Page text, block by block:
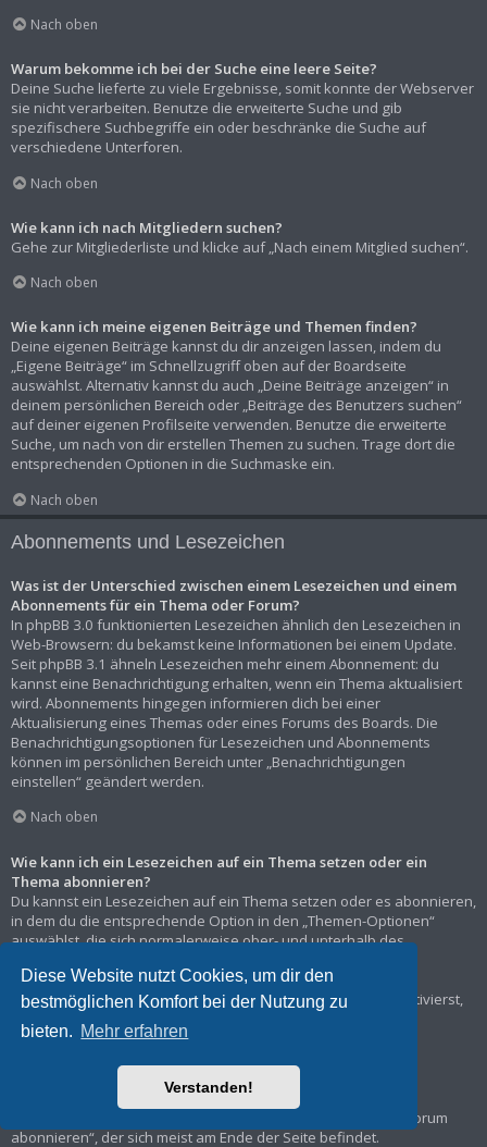
Diese Website nutzt Cookies, um dir den
bestmöglichen Komfort bei der Nutzung zu
bieten. Mehr erfahren
Verstanden!
Nach oben
Warum bekomme ich bei der Suche eine leere Seite?
Deine Suche lieferte zu viele Ergebnisse, somit konnte der Webserver
sie nicht verarbeiten. Benutze die erweiterte Suche und gib
spezifischere Suchbegriffe ein oder beschränke die Suche auf
verschiedene Unterforen.
Nach oben
Wie kann ich nach Mitgliedern suchen?
Gehe zur Mitgliederliste und klicke auf „Nach einem Mitglied suchen“.
Nach oben
Wie kann ich meine eigenen Beiträge und Themen finden?
Deine eigenen Beiträge kannst du dir anzeigen lassen, indem du
„Eigene Beiträge“ im Schnellzugriff oben auf der Boardseite
auswählst. Alternativ kannst du auch „Deine Beiträge anzeigen“ in
deinem persönlichen Bereich oder „Beiträge des Benutzers suchen“
auf deiner eigenen Profilseite verwenden. Benutze die erweiterte
Suche, um nach von dir erstellen Themen zu suchen. Trage dort die
entsprechenden Optionen in die Suchmaske ein.
Nach oben
Abonnements und Lesezeichen
Was ist der Unterschied zwischen einem Lesezeichen und einem
Abonnements für ein Thema oder Forum?
In phpBB 3.0 funktionierten Lesezeichen ähnlich den Lesezeichen in
Web-Browsern: du bekamst keine Informationen bei einem Update.
Seit phpBB 3.1 ähneln Lesezeichen mehr einem Abonnement: du
kannst eine Benachrichtigung erhalten, wenn ein Thema aktualisiert
wird. Abonnements hingegen informieren dich bei einer
Aktualisierung eines Themas oder eines Forums des Boards. Die
Benachrichtigungsoptionen für Lesezeichen und Abonnements
können im persönlichen Bereich unter „Benachrichtigungen
einstellen“ geändert werden.
Nach oben
Wie kann ich ein Lesezeichen auf ein Thema setzen oder ein
Thema abonnieren?
Du kannst ein Lesezeichen auf ein Thema setzen oder es abonnieren,
in dem du die entsprechende Option in den „Themen-Optionen“
auswählst, die sich normalerweise ober- und unterhalb des
Wenn du bei der Antwort auf ein Thema die Option „Mich
benachrichtigen, sobald eine Antwort geschrieben wurde“ aktivierst,
Wie kann ich ein Forum abonnieren?
Um ein Forum zu abonnieren, verwende im Forum den Link „Forum
abonnieren“, der sich meist am Ende der Seite befindet.